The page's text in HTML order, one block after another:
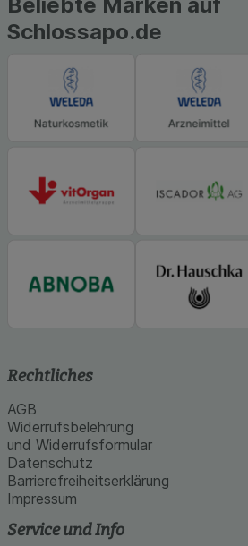
Schlossapo.de
Rechtliches
AGB
Widerrufsbelehrung
und Widerrufsformular
Datenschutz
Barrierefreiheitserklärung
Impressum
Service und Info